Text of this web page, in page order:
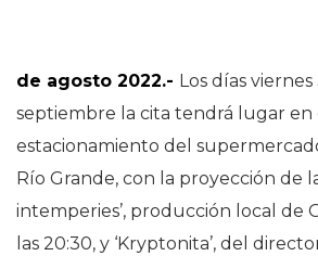
de agosto 2022.- Los días
septiembre la cita tendrá lugar en
estacionamiento del
Río Grande, con la proyección de
intemperies’, producción local de
las 20:30, y ‘Kryptonita’, del